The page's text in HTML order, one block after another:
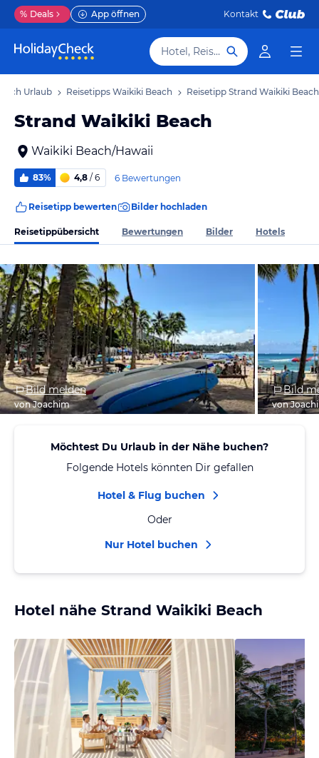
% Deals App öffnen Kontakt
Hotel, Reiseziel
Urlaub Reisetipps Waikiki Beach Reisetipp Strand Waikiki Beach
Strand Waikiki Beach
Waikiki Beach/Hawaii
83% 4,8 / 6 6 Bewertungen
Reisetipp bewerten Bilder hochladen
Reisetippübersicht Bewertungen Bilder Hotels
Bild melden
von Joachim
Bild
von
Möchtest Du Urlaub in der Nähe buchen?
Folgende Hotels könnten Dir gefallen
Hotel & Flug buchen
Oder
Nur Hotel buchen
Hotel nähe Strand Waikiki Beach